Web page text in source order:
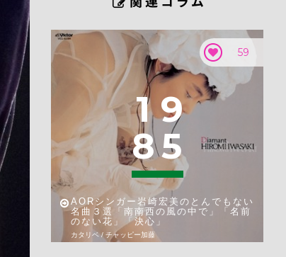
59
1 9
85
AORシンガー岩崎宏美のとんでもない
名曲３選「南南西の風の中で」「名前
のない花」「決心」
カタリベ / チャッピー加藤